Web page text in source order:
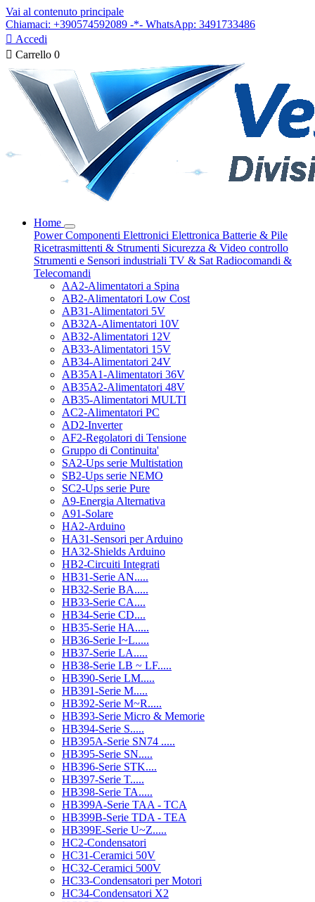
Vai al contenuto principale
Chiamaci: +390574592089 -*- WhatsApp: 3491733486
 Accedi
 Carrello 0
Home
PowerComponenti Elettronici Elettronica Batterie & Pile
Ricetrasmittenti & Strumenti Sicurezza & Video controllo
Strumenti e Sensori industriali TV & Sat Radiocomandi &
Telecomandi
AA2-Alimentatori a Spina
AB2-Alimentatori Low Cost
AB31-Alimentatori 5V
AB32A-Alimentatori 10V
AB32-Alimentatori 12V
AB33-Alimentatori 15V
AB34-Alimentatori 24V
AB35A1-Alimentatori 36V
AB35A2-Alimentatori 48V
AB35-Alimentatori MULTI
AC2-Alimentatori PC
AD2-Inverter
AF2-Regolatori di Tensione
Gruppo di Continuita'
SA2-Ups serie Multistation
SB2-Ups serie NEMO
SC2-Ups serie Pure
A9-Energia Alternativa
A91-Solare
HA2-Arduino
HA31-Sensori per Arduino
HA32-Shields Arduino
HB2-Circuiti Integrati
HB31-Serie AN.....
HB32-Serie BA.....
HB33-Serie CA....
HB34-Serie CD....
HB35-Serie HA.....
HB36-Serie I~L.....
HB37-Serie LA.....
HB38-Serie LB ~ LF.....
HB390-Serie LM.....
HB391-Serie M.....
HB392-Serie M~R.....
HB393-Serie Micro & Memorie
HB394-Serie S.....
HB395A-Serie SN74 .....
HB395-Serie SN.....
HB396-Serie STK....
HB397-Serie T.....
HB398-Serie TA.....
HB399A-Serie TAA - TCA
HB399B-Serie TDA - TEA
HB399E-Serie U~Z.....
HC2-Condensatori
HC31-Ceramici 50V
HC32-Ceramici 500V
HC33-Condensatori per Motori
HC34-Condensatori X2